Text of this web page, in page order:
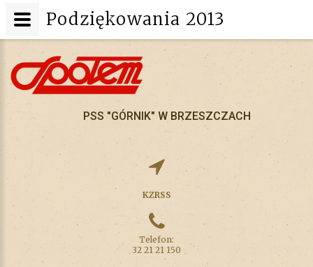
PSS "GÓRNIK" W BRZESZCZACH
KZRSS
Telefon:
32 21 21 150
Podziękowania 2013